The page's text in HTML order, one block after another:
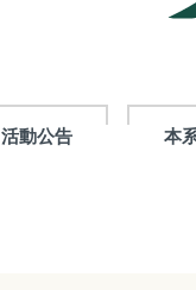
活動公告 本